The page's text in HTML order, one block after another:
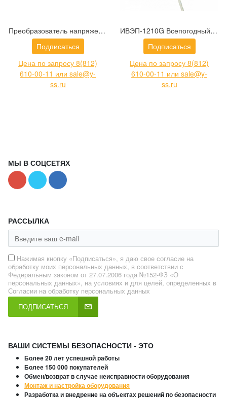
Преобразователь напряжения ПН-12/24-1,0
Подписаться
Цена по запросу 8(812)
610-00-11 или sale@y-
ss.ru
ИВЭП-1210G Всепогодный блок питания (IP 67) U=12B, Iном=1,0А для скрытой установки
Подписаться
Цена по запросу 8(812)
610-00-11 или sale@y-
ss.ru
МЫ В СОЦСЕТЯХ
РАССЫЛКА
Нажимая кнопку «Подписаться», я даю свое согласие на
обработку моих персональных данных, в соответствии с
Федеральным законом от 27.07.2006 года №152-ФЗ «О
персональных данных», на условиях и для целей, определенных в
Согласии на обработку персональных данных
ПОДПИСАТЬСЯ
ВАШИ СИСТЕМЫ БЕЗОПАСНОСТИ - ЭТО
Более 20 лет успешной работы
Более 150 000 покупателей
Обмен/возврат в случае неисправности оборудования
Монтаж и настройка оборудования
Разработка и внедрение на объектах решений по безопасности